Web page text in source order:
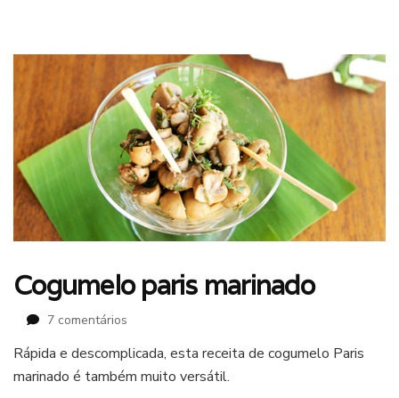
gergelim
Cogumelo paris marinado
7 comentários
paris
marinado
Rápida e descomplicada, esta receita de cogumelo Paris
marinado é também muito versátil.